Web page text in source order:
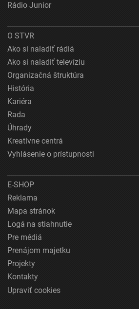
Rádio Junior
O STVR
Ako si naladiť rádiá
Ako si naladiť televíziu
Organizačná štruktúra
História
Kariéra
Rada
Úhrady
Kreatívne centrá
Vyhlásenie o prístupnosti
E-SHOP
Reklama
Mapa stránok
Logá na stiahnutie
Pre médiá
Prenájom majetku
Projekty
Kontakty
Upraviť cookies